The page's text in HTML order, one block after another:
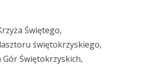
Świętego,
świętokrzyskiego,
Świętokrzyskich,